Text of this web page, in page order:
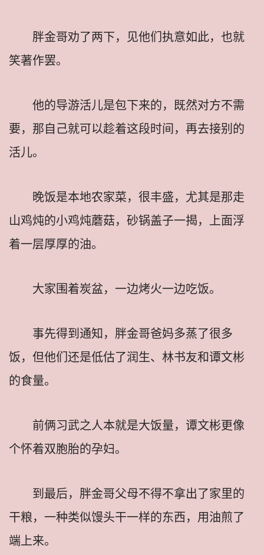
胖金哥劝了两下，见他们执意如此，也就
笑著作罢。
他的导游活儿是包下来的，既然对方不需
要，那自己就可以趁着这段时间，再去接别的
活儿。
晚饭是本地农家菜，很丰盛，尤其是那走
山鸡炖的小鸡炖蘑菇，砂锅盖子一揭，上面浮
着一层厚厚的油。
大家围着炭盆，一边烤火一边吃饭。
事先得到通知，胖金哥爸妈多蒸了很多
饭，但他们还是低估了润生、林书友和谭文彬
的食量。
前俩习武之人本就是大饭量，谭文彬更像
个怀着双胞胎的孕妇。
到最后，胖金哥父母不得不拿出了家里的
干粮，一种类似馒头干一样的东西，用油煎了
端上来。